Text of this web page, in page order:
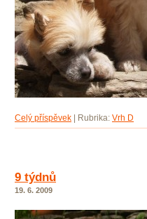
Celý příspěvek Rubrika: Vrh D
9 týdnů
19. 6. 2009